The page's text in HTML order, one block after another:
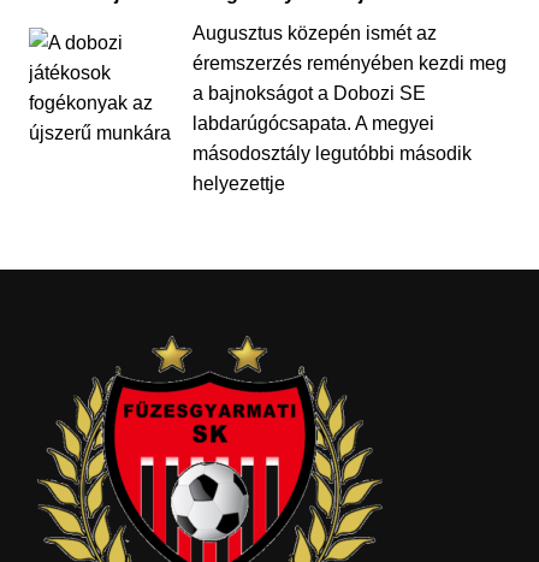
Augusztus közepén ismét az
éremszerzés reményében kezdi meg
a bajnokságot a Dobozi SE
labdarúgócsapata. A megyei
másodosztály legutóbbi második
helyezettje